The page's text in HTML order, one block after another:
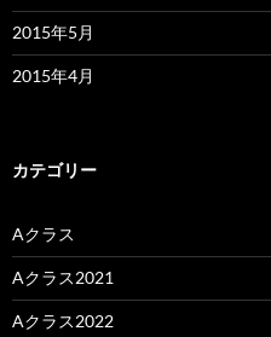
2015年5月
2015年4月
カテゴリー
Aクラス
Aクラス2021
Aクラス2022